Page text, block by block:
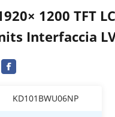
1200 TFT
Interfaccia
KD101BWU06NP